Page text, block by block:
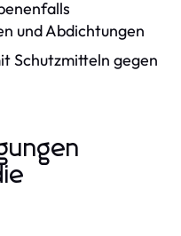
und Abdichtungen
Schutzmitteln gegen